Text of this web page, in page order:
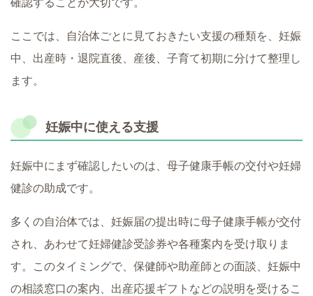
確認することが大切です。
ここでは、自治体ごとに見ておきたい支援の種類を、妊娠
中、出産時・退院直後、産後、子育て初期に分けて整理し
ます。
妊娠中に使える支援
妊娠中にまず確認したいのは、母子健康手帳の交付や妊婦
健診の助成です。
多くの自治体では、妊娠届の提出時に母子健康手帳が交付
され、あわせて妊婦健診受診券や各種案内を受け取りま
す。このタイミングで、保健師や助産師との面談、妊娠中
の相談窓口の案内、出産応援ギフトなどの説明を受けるこ